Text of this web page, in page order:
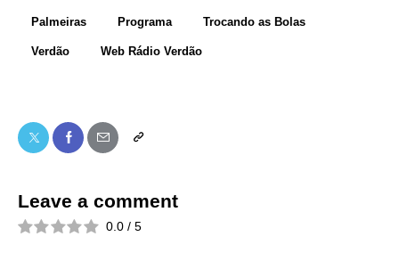
Palmeiras Programa Trocando as Bolas
Verdão Web Rádio Verdão
Leave a comment
0.0 / 5